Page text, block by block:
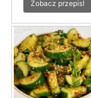
Zobacz przepis!